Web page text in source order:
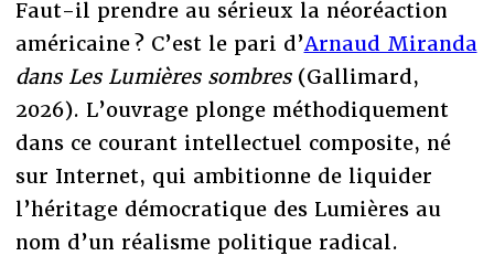
Faut-il prendre au sérieux la néoréaction
américaine ? C’est le pari d’Arnaud Miranda
dans Les Lumières sombres(Gallimard,
2026). L’ouvrage plonge méthodiquement
dans ce courant intellectuel composite, né
sur Internet, qui ambitionne de liquider
l’héritage démocratique des Lumières au
nom d’un réalisme politique radical.